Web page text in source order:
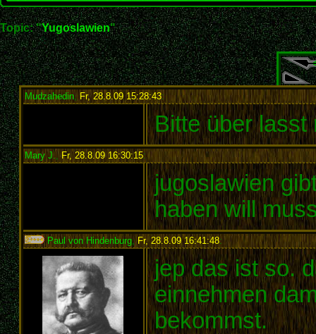
Topic: "Yugoslawien"
Mudzahedin, Fr, 28.8.09 15:28:43:
Bitte über lasst
Mary J. ,Fr, 28.8.09 16:30:15:
jugoslawien
haben will
Paul von Hindenburg, Fr, 28.8.09 16:41:48:
jep das ist so.
einnehmen
bekommst.